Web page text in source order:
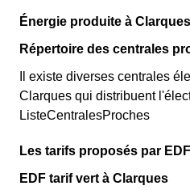
Énergie produite à Clarques
Répertoire des centrales
Il existe diverses centrales
Clarques qui distribuent
ListeCentralesProches
Les tarifs proposés par
EDF tarif vert à Clarques